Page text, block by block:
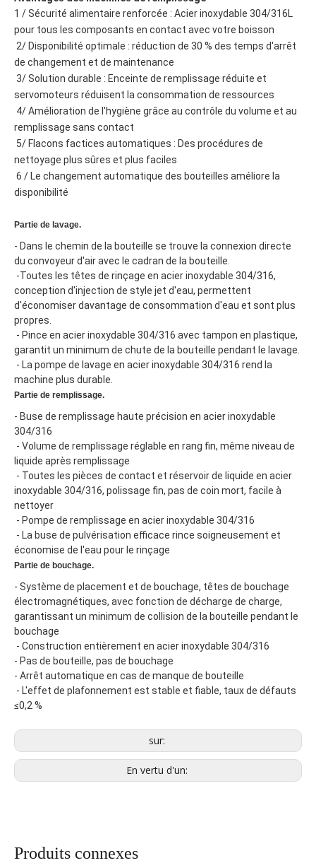
1 / Sécurité alimentaire renforcée : Acier inoxydable 304/316L
pour tous les composants en contact avec votre boisson
de changement et de maintenance
servomoteurs réduisent la consommation de ressources
remplissage sans contact
nettoyage plus sûres et plus faciles
disponibilité
Partie de lavage.
- Dans le chemin de la bouteille se trouve la connexion directe
du convoyeur d'air avec le cadran de la bouteille.
conception d'injection de style jet d'eau, permettent
d'économiser davantage de consommation d'eau et sont plus
propres.
garantit un minimum de chute de la bouteille pendant le lavage.
machine plus durable.
Partie de remplissage.
- Buse de remplissage haute précision en acier inoxydable
304/316
liquide après remplissage
inoxydable 304/316, polissage fin, pas de coin mort, facile à
nettoyer
- Pompe de remplissage en acier inoxydable 304/316
économise de l'eau pour le rinçage
Partie de bouchage.
- Système de placement et de bouchage, têtes de bouchage
électromagnétiques, avec fonction de décharge de charge,
garantissant un minimum de collision de la bouteille pendant le
bouchage
- Construction entièrement en acier inoxydable 304/316
- Pas de bouteille, pas de bouchage
- Arrêt automatique en cas de manque de bouteille
≤0,2 %
sur:
En vertu d'un:
Produits connexes